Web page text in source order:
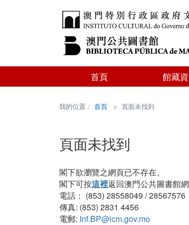
首頁 館藏
我的位置： 首頁 > 頁面未找到
頁面未找到
閣下欲瀏覽之網頁已不存在。
閣下可按這裡返回澳門公共圖書館
電話： (853) 28558049 / 28567576
傳真: (853) 2831 4456
電郵: Inf.BP@icm.gov.mo